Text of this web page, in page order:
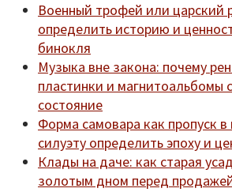
Военный трофей или царский
определить историю и
бинокля
Музыка вне закона: почему
пластинки и магнитоальбомы
состояние
Форма самовара как пропуск
силуэту определить эпоху и
Клады на даче: как старая
золотым дном перед